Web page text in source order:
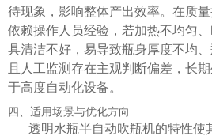
待现象，影响整体产出效率。在质
依赖操作人员经验，若加热不均匀
具清洁不好，易导致瓶身厚度不均
且人工监测存在主观判断偏差，长
于高度自动化设备。
四、适用场景与优化方向
透明水瓶半自动吹瓶机的特性使